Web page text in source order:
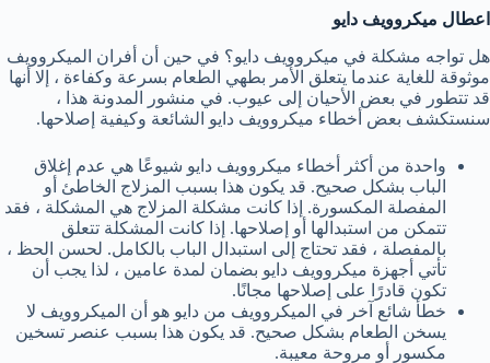
اعطال ميكروويف دايو
هل تواجه مشكلة في ميكروويف دايو؟ في حين أن أفران الميكروويف
موثوقة للغاية عندما يتعلق الأمر بطهي الطعام بسرعة وكفاءة ، إلا أنها
قد تتطور في بعض الأحيان إلى عيوب. في منشور المدونة هذا ،
سنستكشف بعض أخطاء ميكروويف دايو الشائعة وكيفية إصلاحها.
واحدة من أكثر أخطاء ميكروويف دايو شيوعًا هي عدم إغلاق
الباب بشكل صحيح. قد يكون هذا بسبب المزلاج الخاطئ أو
المفصلة المكسورة. إذا كانت مشكلة المزلاج هي المشكلة ، فقد
تتمكن من استبدالها أو إصلاحها. إذا كانت المشكلة تتعلق
بالمفصلة ، فقد تحتاج إلى استبدال الباب بالكامل. لحسن الحظ ،
تأتي أجهزة ميكروويف دايو بضمان لمدة عامين ، لذا يجب أن
تكون قادرًا على إصلاحها مجانًا.
خطأ شائع آخر في الميكروويف من دايو هو أن الميكروويف لا
يسخن الطعام بشكل صحيح. قد يكون هذا بسبب عنصر تسخين
مكسور أو مروحة معيبة.